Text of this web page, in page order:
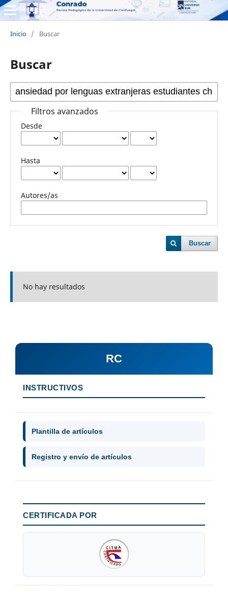
Inicio / Buscar
Buscar
Filtros avanzados
Desde
Hasta
Autores/as
Buscar
No hay resultados
RC
INSTRUCTIVOS
Plantilla de artículos
Registro y envío de artículos
CERTIFICADA POR